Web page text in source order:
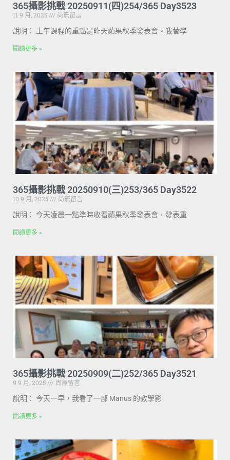
365攝影挑戰 20250911(四)254/365 Day3523
11 9 月, 2025
尚無留言
說明： 上午課程的重點是昨天蘋果秋季發表會。我替學
閱讀更多 »
365攝影挑戰 20250910(三)253/365 Day3522
10 9 月, 2025
尚無留言
說明： 今天凌晨一點準時收看蘋果秋季發表會，發表重
閱讀更多 »
365攝影挑戰 20250909(二)252/365 Day3521
9 9 月, 2025
尚無留言
說明： 今天一早，我看了一部 Manus 的教學影
閱讀更多 »